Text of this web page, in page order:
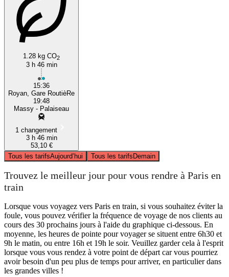
1.28 kg CO2
3 h 46 min
15:36
Royan, Gare RoutièRe
19:48
Massy - Palaiseau
1 changement
3 h 46 min
53,10 €
Tous les tarifsAujourd’hui Tous les tarifsDemain
Trouvez le meilleur jour pour vous rendre à Paris en
train
Lorsque vous voyagez vers Paris en train, si vous souhaitez éviter la
foule, vous pouvez vérifier la fréquence de voyage de nos clients au
cours des 30 prochains jours à l'aide du graphique ci-dessous. En
moyenne, les heures de pointe pour voyager se situent entre 6h30 et
9h le matin, ou entre 16h et 19h le soir. Veuillez garder cela à l'esprit
lorsque vous vous rendez à votre point de départ car vous pourriez
avoir besoin d'un peu plus de temps pour arriver, en particulier dans
les grandes villes !